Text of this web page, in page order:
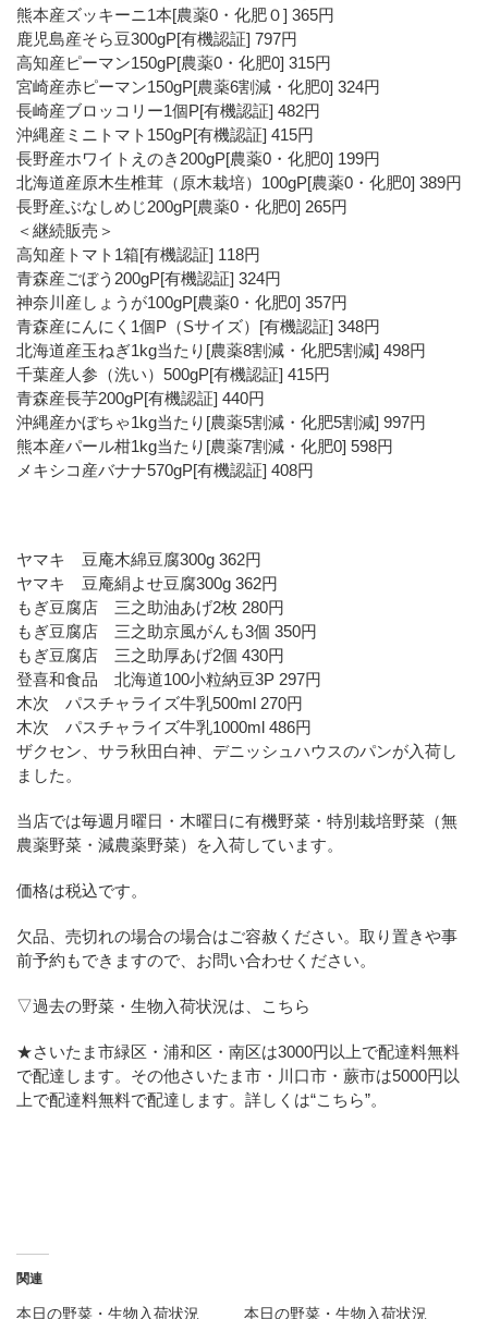
熊本産ズッキーニ1本[農薬0・化肥０] 365円
鹿児島産そら豆300gP[有機認証] 797円
高知産ピーマン150gP[農薬0・化肥0] 315円
宮崎産赤ピーマン150gP[農薬6割減・化肥0] 324円
長崎産ブロッコリー1個P[有機認証] 482円
沖縄産ミニトマト150gP[有機認証] 415円
長野産ホワイトえのき200gP[農薬0・化肥0] 199円
北海道産原木生椎茸（原木栽培）100gP[農薬0・化肥0] 389円
長野産ぶなしめじ200gP[農薬0・化肥0] 265円
＜継続販売＞
高知産トマト1箱[有機認証] 118円
青森産ごぼう200gP[有機認証] 324円
神奈川産しょうが100gP[農薬0・化肥0] 357円
青森産にんにく1個P（Sサイズ）[有機認証] 348円
北海道産玉ねぎ1kg当たり[農薬8割減・化肥5割減] 498円
千葉産人参（洗い）500gP[有機認証] 415円
青森産長芋200gP[有機認証] 440円
沖縄産かぼちゃ1kg当たり[農薬5割減・化肥5割減] 997円
熊本産パール柑1kg当たり[農薬7割減・化肥0] 598円
メキシコ産バナナ570gP[有機認証] 408円
ヤマキ 豆庵木綿豆腐300g 362円
ヤマキ 豆庵絹よせ豆腐300g 362円
もぎ豆腐店 三之助油あげ2枚 280円
もぎ豆腐店 三之助京風がんも3個 350円
もぎ豆腐店 三之助厚あげ2個 430円
登喜和食品 北海道100小粒納豆3P 297円
木次 パスチャライズ牛乳500ml 270円
木次 パスチャライズ牛乳1000ml 486円
ザクセン、サラ秋田白神、デニッシュハウスのパンが入荷し
ました。
当店では毎週月曜日・木曜日に有機野菜・特別栽培野菜（無
農薬野菜・減農薬野菜）を入荷しています。
価格は税込です。
欠品、売切れの場合の場合はご容赦ください。取り置きや事
前予約もできますので、お問い合わせください。
▽過去の野菜・生物入荷状況は、こちら
★さいたま市緑区・浦和区・南区は3000円以上で配達料無料
で配達します。その他さいたま市・川口市・蕨市は5000円以
上で配達料無料で配達します。詳しくは“こちら”。
関連
本日の野菜・生物入荷状況 本日の野菜・生物入荷状況